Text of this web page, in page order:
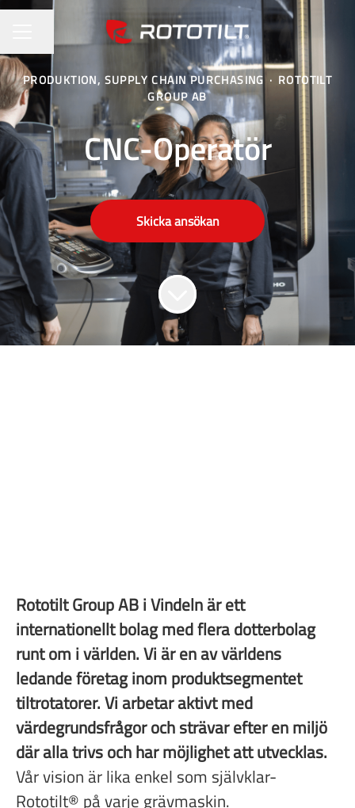
Dela sidan
PRODUKTION, SUPPLY CHAIN PURCHASING · ROTOTILT
GROUP AB
CNC-Operatör
Skicka ansökan
Rototilt Group AB i Vindeln är ett
internationellt bolag med flera dotterbolag
runt om i världen. Vi är en av världens
ledande företag inom produktsegmentet
tiltrotatorer. Vi arbetar aktivt med
värdegrundsfrågor och strävar efter en miljö
där alla trivs och har möjlighet att utvecklas.
Vår vision är lika enkel som självklar-
Rototilt® på varje grävmaskin.